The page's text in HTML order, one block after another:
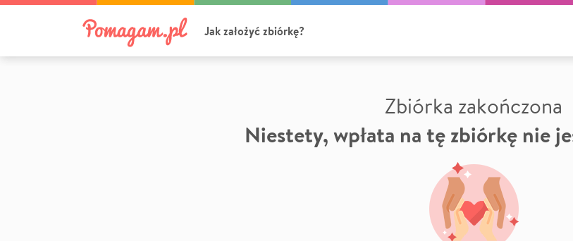
Jak założyć zbiórkę?
Zbiórka zakończona
Niestety, wpłata na tę zbiórkę nie